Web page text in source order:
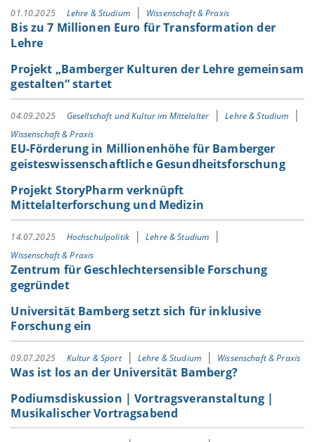
01.10.2025 Lehre & Studium Wissenschaft & Praxis
Bis zu 7 Millionen Euro für Transformation der
Lehre
Projekt „Bamberger Kulturen der Lehre gemeinsam
gestalten“ startet
04.09.2025 Gesellschaft und Kultur im Mittelalter
Lehre & Studium
Wissenschaft & Praxis
EU-Förderung in Millionenhöhe für Bamberger
geisteswissenschaftliche Gesundheitsforschung
Projekt StoryPharm verknüpft
Mittelalterforschung und Medizin
14.07.2025 Hochschulpolitik
Lehre & Studium
Wissenschaft & Praxis
Zentrum für Geschlechtersensible Forschung
gegründet
Universität Bamberg setzt sich für inklusive
Forschung ein
09.07.2025 Kultur & Sport Lehre & Studium Wissenschaft & Praxis
Was ist los an der Universität Bamberg?
Podiumsdiskussion | Vortragsveranstaltung |
Musikalischer Vortragsabend